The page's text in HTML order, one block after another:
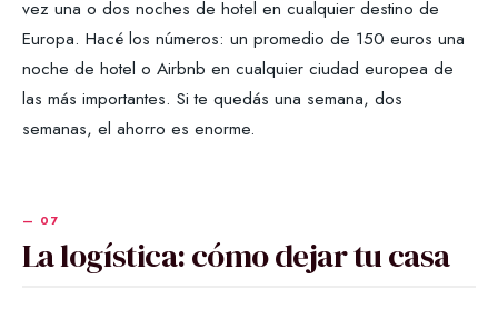
vez una o dos noches de hotel en cualquier destino de
Europa. Hacé los números: un promedio de 150 euros una
noche de hotel o Airbnb en cualquier ciudad europea de
las más importantes. Si te quedás una semana, dos
semanas, el ahorro es enorme.
La logística: cómo dejar tu casa